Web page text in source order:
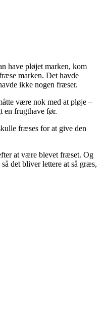
have pløjet marken, kom
marken. Det havde
ikke nogen fræser.
være nok med at pløje –
en frugthave før.
fræses for at give den
at være blevet fræset. Og
det bliver lettere at så græs,